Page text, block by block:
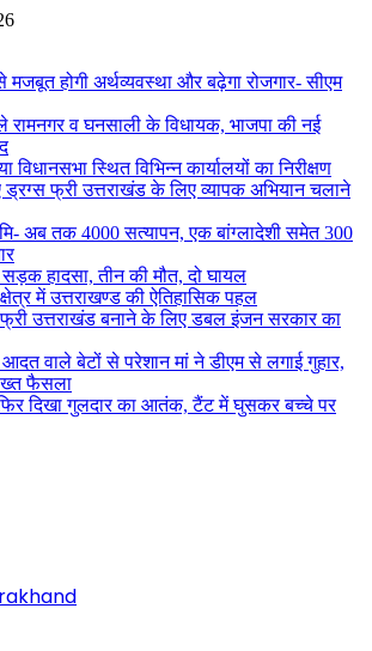
मजबूत होगी अर्थव्यवस्था और बढ़ेगा रोजगार- सीएम
रामनगर व घनसाली के विधायक, भाजपा की नई
विधानसभा स्थित विभिन्न कार्यालयों का निरीक्षण
ड्रग्स फ्री उत्तराखंड के लिए व्यापक अभियान चलाने
अब तक 4000 सत्यापन, एक बांग्लादेशी समेत 300
सड़क हादसा, तीन की मौत, दो घायल
में उत्तराखण्ड की ऐतिहासिक पहल
उत्तराखंड बनाने के लिए डबल इंजन सरकार का
वाले बेटों से परेशान मां ने डीएम से लगाई गुहार,
फैसला
दिखा गुलदार का आतंक, टैंट में घुसकर बच्चे पर